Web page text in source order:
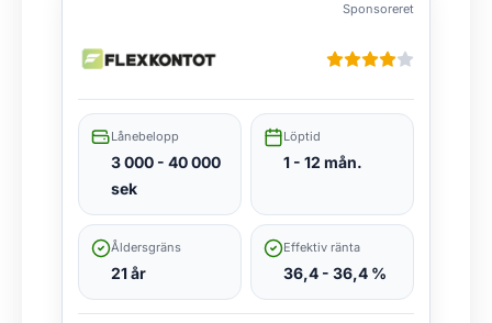
Sponsoreret
Lånebelopp
3 000 - 40 000
sek
Löptid
1 - 12 mån.
Åldersgräns
21 år
Effektiv ränta
36,4 - 36,4 %